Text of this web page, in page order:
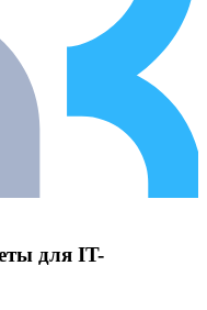
для IT-